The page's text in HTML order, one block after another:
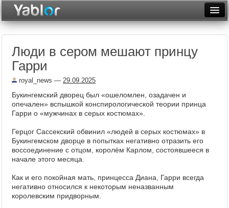
Неделя
Архив
Фототоп
Видеотоп
Люди в сером мешают принцу
Гарри
royal_news — 29.09.2025
Букингемский дворец был «ошеломлен, озадачен и
опечален» вспышкой конспирологической теории принца
Гарри о «мужчинах в серых костюмах».
Герцог Сассекский обвинил «людей в серых костюмах» в
Букингемском дворце в попытках негативно отразить его
воссоединение с отцом, королём Карлом, состоявшееся в
начале этого месяца.
Как и его покойная мать, принцесса Диана, Гарри всегда
негативно относился к некоторым неназванным
королевским придворным.